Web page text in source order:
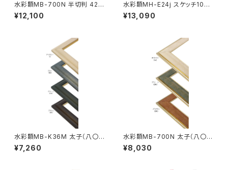
水彩額MB-700N 半切判 423
×545ミリ
¥12,100
水彩額MH-E24j スケッチ10F 5
95×670ミリ
¥13,090
水彩額MB-K36M 太子（八〇）
判 287×378ミリ
¥7,260
水彩額MB-700N 太子（八〇）
判 287×378ミリ
¥8,030